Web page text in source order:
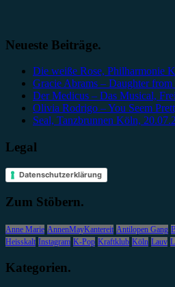
Neueste Beiträge.
Die weiße Rose, Philharmonie
Gracie Abrams – Daughter
Der Medicus – Das Musical,
Olivia Rodrigo – You Seem
Seal, Tanzbrunnen Köln,
Legal
Datenschutzerklärung
Zum Stöbern.
Anne Marie AnnenMayKantereit Antilopen Gang
Heisskalt Instagram K-Pop Kraftklub Köln Lauv
Kategorien.